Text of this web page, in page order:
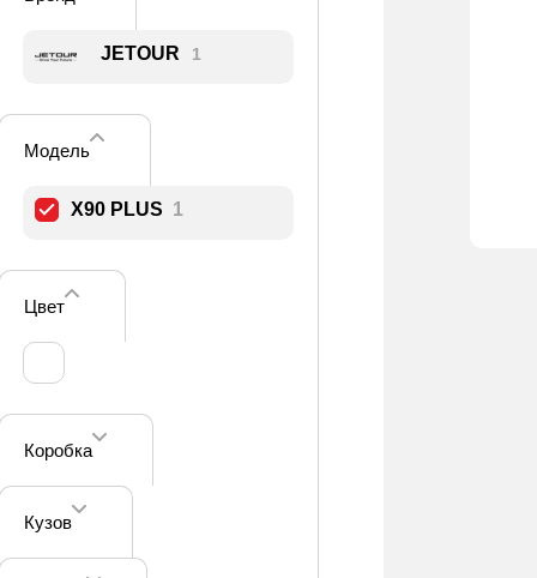
JETOUR 1
Модель
X90 PLUS 1
Цвет
Коробка
Кузов